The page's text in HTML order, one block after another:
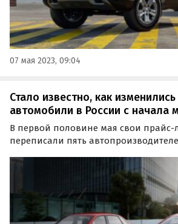
07 мая 2023, 09:04
Стало известно, как
автомобили в России с начала
В первой половине мая свои прайс-
переписали пять
рамках регулярного мониторинга
авторынке с 1 по 15 мая 2023 года.